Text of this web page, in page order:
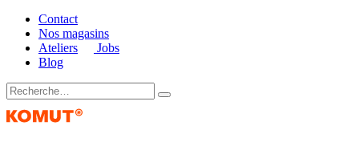
Contact
Nos magasins
Ateliers
Jobs
Blog